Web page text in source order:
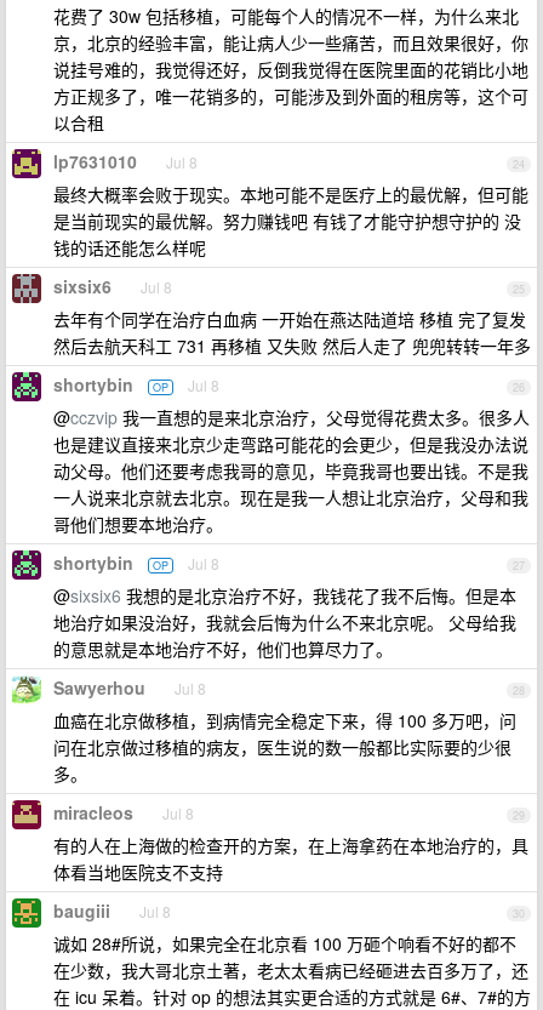
花费了 30w 包括移植，可能每个人的情况不一样，为什么来北
京，北京的经验丰富，能让病人少一些痛苦，而且效果很好，你
说挂号难的，我觉得还好，反倒我觉得在医院里面的花销比小地
方正规多了，唯一花销多的，可能涉及到外面的租房等，这个可
以合租
24
lp7631010 Jul 8
最终大概率会败于现实。本地可能不是医疗上的最优解，但可能
是当前现实的最优解。努力赚钱吧 有钱了才能守护想守护的 没
钱的话还能怎么样呢
25
sixsix6 Jul 8
去年有个同学在治疗白血病 一开始在燕达陆道培 移植 完了复发
然后去航天科工 731 再移植 又失败 然后人走了 兜兜转转一年多
26
shortybin OP Jul 8
@cczvip 我一直想的是来北京治疗，父母觉得花费太多。很多人
也是建议直接来北京少走弯路可能花的会更少，但是我没办法说
动父母。他们还要考虑我哥的意见，毕竟我哥也要出钱。不是我
一人说来北京就去北京。现在是我一人想让北京治疗，父母和我
哥他们想要本地治疗。
27
shortybin OP Jul 8
@sixsix6 我想的是北京治疗不好，我钱花了我不后悔。但是本
地治疗如果没治好，我就会后悔为什么不来北京呢。 父母给我
的意思就是本地治疗不好，他们也算尽力了。
28
Sawyerhou Jul 8
血癌在北京做移植，到病情完全稳定下来，得 100 多万吧，问
问在北京做过移植的病友，医生说的数一般都比实际要的少很
多。
29
miracleos Jul 8
有的人在上海做的检查开的方案，在上海拿药在本地治疗的，具
体看当地医院支不支持
30
baugiii Jul 8
诚如 28#所说，如果完全在北京看 100 万砸个响看不好的都不
在少数，我大哥北京土著，老太太看病已经砸进去百多万了，还
在 icu 呆着。针对 op 的想法其实更合适的方式就是 6#、7#的方